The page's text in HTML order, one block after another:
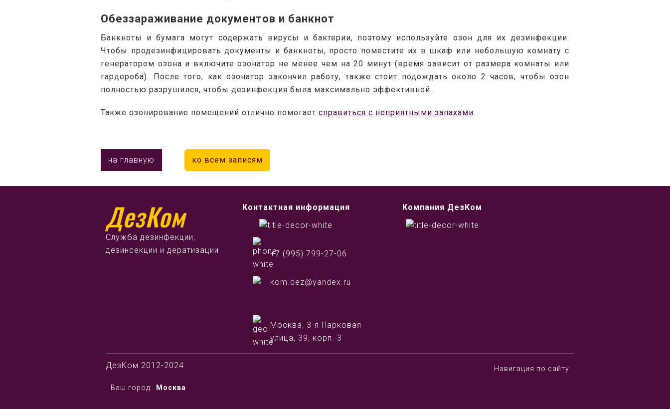
Обеззараживание документов и банкнот
Банкноты и бумага могут содержать вирусы и бактерии, поэтому используйте озон для их дезинфекции.
Чтобы продезинфицировать документы и банкноты, просто поместите их в шкаф или небольшую комнату с
генератором озона и включите озонатор не менее чем на 20 минут (время зависит от размера комнаты или
гардероба). После того, как озонатор закончил работу, также стоит подождать около 2 часов, чтобы озон
полностью разрушился, чтобы дезинфекция была максимально эффективной.
Также озонирование помещений отлично помогает справиться с неприятными запахами.
на главную ко всем записям
ДезКом
Служба дезинфекции,
дезинсекции и дератизации
Контактная информация
+7 (995) 799-27-06
kom.dez@yandex.ru
Москва, 3-я Парковая
улица, 39, корп. 3
Компания ДезКом
ДезКом 2012-2024 Навигация по сайту
Ваш город: Москва